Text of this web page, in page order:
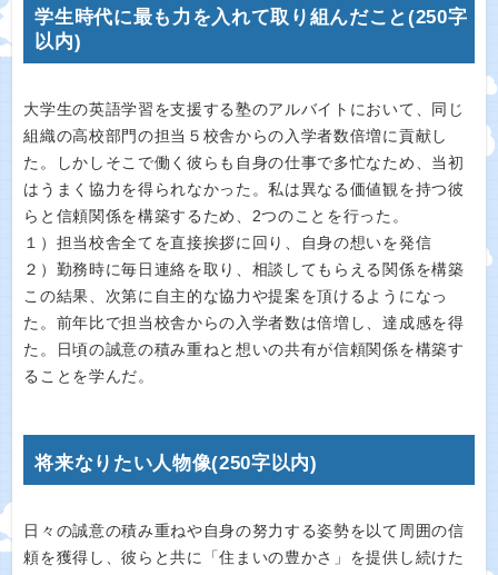
学生時代に最も力を入れて取り組んだこと(250字
以内)
大学生の英語学習を支援する塾のアルバイトにおいて、同じ
組織の高校部門の担当５校舎からの入学者数倍増に貢献し
た。しかしそこで働く彼らも自身の仕事で多忙なため、当初
はうまく協力を得られなかった。私は異なる価値観を持つ彼
らと信頼関係を構築するため、2つのことを行った。
１）担当校舎全てを直接挨拶に回り、自身の想いを発信
２）勤務時に毎日連絡を取り、相談してもらえる関係を構築
この結果、次第に自主的な協力や提案を頂けるようになっ
た。前年比で担当校舎からの入学者数は倍増し、達成感を得
た。日頃の誠意の積み重ねと想いの共有が信頼関係を構築す
ることを学んだ。
将来なりたい人物像(250字以内)
日々の誠意の積み重ねや自身の努力する姿勢を以て周囲の信
頼を獲得し、彼らと共に「住まいの豊かさ」を提供し続けた